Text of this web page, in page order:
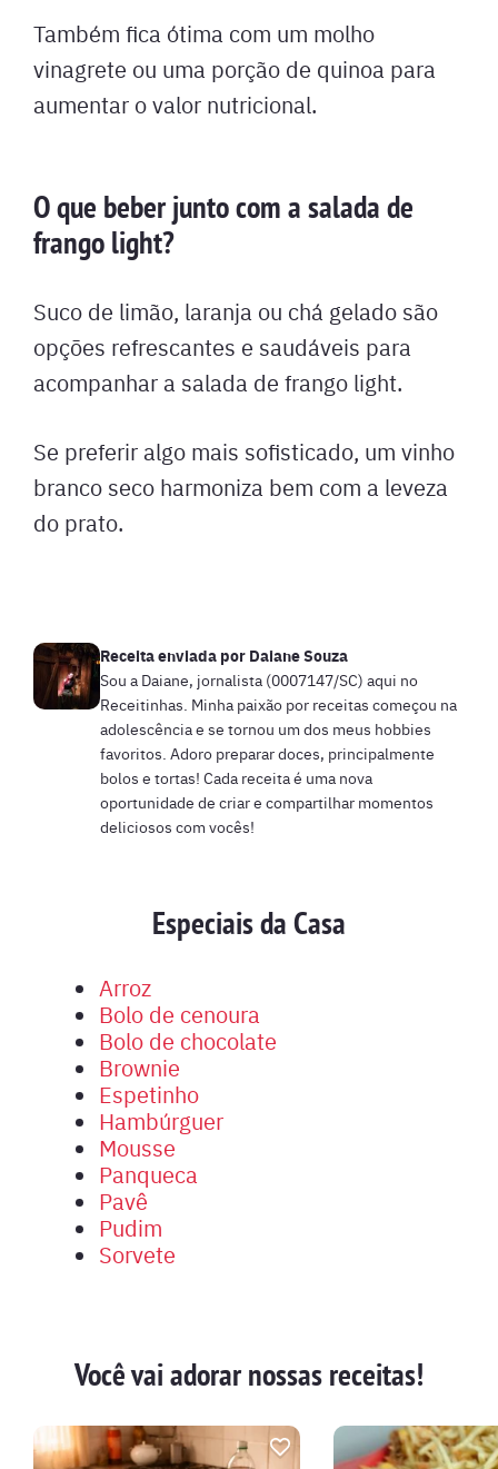
Também fica ótima com um molho
vinagrete ou uma porção de quinoa para
aumentar o valor nutricional.
O que beber junto com a salada de
frango light?
Suco de limão, laranja ou chá gelado são
opções refrescantes e saudáveis para
acompanhar a salada de frango light.
Se preferir algo mais sofisticado, um vinho
branco seco harmoniza bem com a leveza
do prato.
Receita enviada por Daiane Souza
Sou a Daiane, jornalista (0007147/SC) aqui no
Receitinhas. Minha paixão por receitas começou na
adolescência e se tornou um dos meus hobbies
favoritos. Adoro preparar doces, principalmente
bolos e tortas! Cada receita é uma nova
oportunidade de criar e compartilhar momentos
deliciosos com vocês!
Especiais da Casa
Arroz
Bolo de cenoura
Bolo de chocolate
Brownie
Espetinho
Hambúrguer
Mousse
Panqueca
Pavê
Pudim
Sorvete
Você vai adorar nossas receitas!